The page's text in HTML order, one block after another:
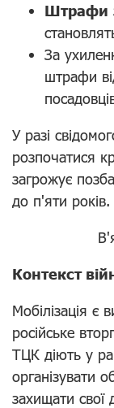
Штрафи
За
штрафи
У разі
розпочатися
загрожує
до п'яти років.
Контекст
Мобілізація є
російське
ТЦК діють у
організувати
захищати свої